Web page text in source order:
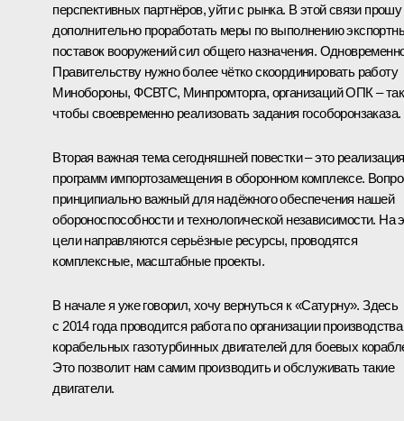
перспективных партнёров, уйти с рынка. В этой связи прошу
дополнительно проработать меры по выполнению
поставок вооружений сил общего назначения.
Правительству нужно более чётко скоординировать работу
Минобороны, ФСВТС, Минпромторга, организаций ОПК –
чтобы своевременно реализовать задания гособоронзаказа.
Вторая важная тема сегодняшней повестки – это реализация
программ импортозамещения в оборонном комплексе.
принципиально важный для надёжного обеспечения нашей
обороноспособности и технологической независимости. На
цели направляются серьёзные ресурсы, проводятся
комплексные, масштабные проекты.
В начале я уже говорил, хочу вернуться к «Сатурну». Здесь
с 2014 года проводится работа по организации производства
корабельных газотурбинных двигателей для боевых
Это позволит нам самим производить и обслуживать такие
двигатели.